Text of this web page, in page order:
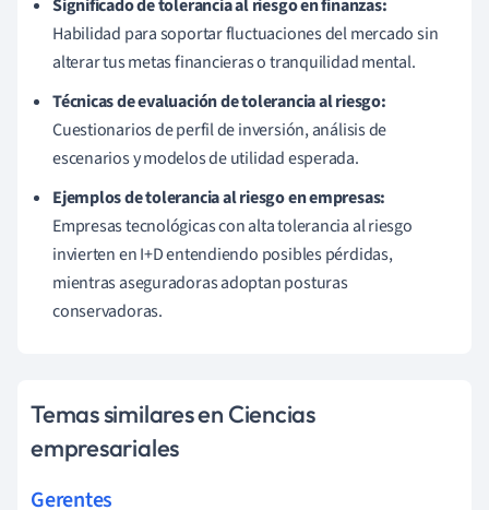
Significado de tolerancia al riesgo en finanzas:
Habilidad para soportar fluctuaciones del mercado sin
alterar tus metas financieras o tranquilidad mental.
Técnicas de evaluación de tolerancia al riesgo:
Cuestionarios de perfil de inversión, análisis de
escenarios y modelos de utilidad esperada.
Ejemplos de tolerancia al riesgo en empresas:
Empresas tecnológicas con alta tolerancia al riesgo
invierten en I+D entendiendo posibles pérdidas,
mientras aseguradoras adoptan posturas
conservadoras.
Temas similares en Ciencias
empresariales
Gerentes